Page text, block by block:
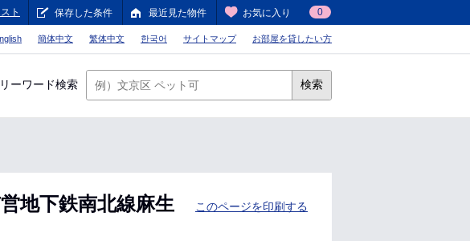
ト 保存した条件 最近見た物件 お気に入り 0
簡体中文 繁体中文 한국어 サイトマップ お部屋を貸したい方
ーワード検索 検索
地下鉄南北線麻生
このページを印刷する